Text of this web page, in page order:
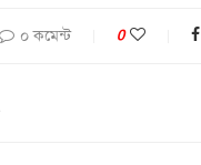
০ কমেন্ট 0